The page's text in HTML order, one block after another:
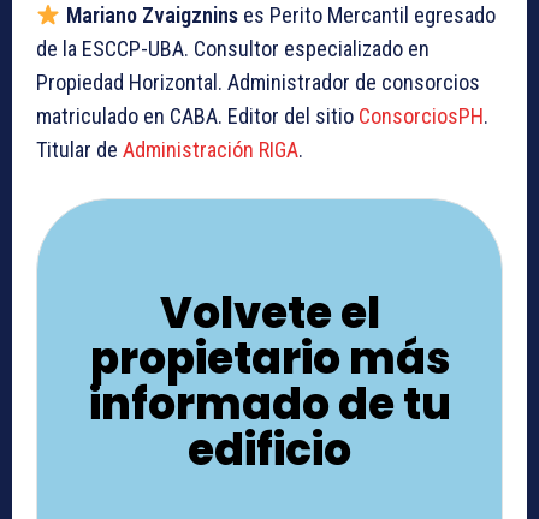
Mariano Zvaigzninses Perito Mercantil egresado
de la ESCCP-UBA. Consultor especializado en
Propiedad Horizontal. Administrador de consorcios
matriculado en CABA. Editor del sitio ConsorciosPH.
Titular de Administración RIGA.
Volvete el
propietario más
informado de tu
edificio